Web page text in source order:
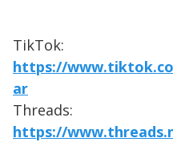
TikTok:
https://
ar
Threads:
https://